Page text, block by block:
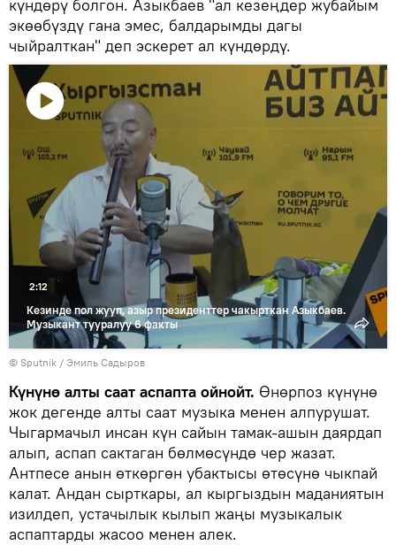
күндөрү болгон. Азыкбаев "ал кезеңдер жубайым
экөөбүздү гана эмес, балдарымды дагы
чыйралткан" деп эскерет ал күндөрдү.
көрсөтүү
Кезинде пол жууп, азыр президенттер чакырткан Азыкбаев.
Музыкант тууралуу 6 факты
2:12
© Sputnik / Эмиль Садыров
Күнүнө алты саат аспапта ойнойт. Өнөрпоз күнүнө
жок дегенде алты саат музыка менен алпурушат.
Чыгармачыл инсан күн сайын тамак-ашын даярдап
алып, аспап сактаган бөлмөсүндө чер жазат.
Антпесе анын өткөргөн убактысы өтөсүнө чыкпай
калат. Андан сырткары, ал кыргыздын маданиятын
изилдеп, устачылык кылып жаңы музыкалык
аспаптарды жасоо менен алек.